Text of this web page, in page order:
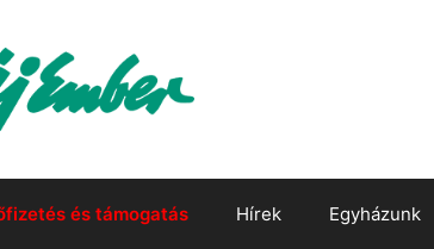
és támogatás Hírek Egyházunk